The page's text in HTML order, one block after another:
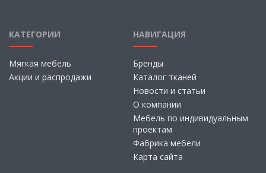
КАТЕГОРИИ
Мягкая мебель
Акции и распродажи
НАВИГАЦИЯ
Бренды
Каталог тканей
Новости и статьи
О компании
Мебель по индивидуальным
проектам
Фабрика мебели
Карта сайта